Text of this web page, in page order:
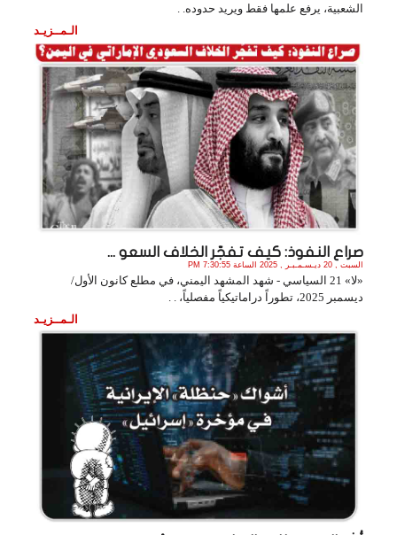
الشعبية، يرفع علمها فقط ويريد حدوده. .
الـمــزيـد
صراع النفوذ: كيف تفجّر الخلاف السعو ...
السبت , 20 ديـسـمـبـر , 2025 الساعة 7:30:55 PM
«لا» 21 السياسي - شهد المشهد اليمني، في مطلع كانون الأول/
ديسمبر 2025، تطوراً دراماتيكياً مفصلياً، . .
الـمــزيـد